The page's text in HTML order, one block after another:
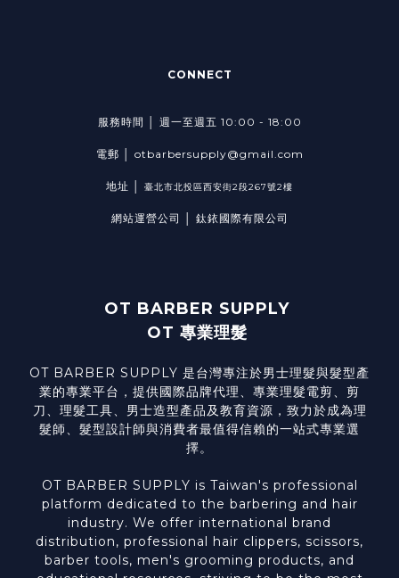
CONNECT
服務時間 │ 週一至週五 10:00 - 18:00
電郵 │ otbarbersupply@gmail.com
地址 │ 臺北市北投區西安街2段267號2樓
網站運營公司 │ 鈦銥國際有限公司
OT BARBER SUPPLY
OT 專業理髮
OT BARBER SUPPLY 是台灣專注於男士理髮與髮型產
業的專業平台，提供國際品牌代理、專業理髮電剪、剪
刀、理髮工具、男士造型產品及教育資源，致力於成為理
髮師、髮型設計師與消費者最值得信賴的一站式專業選
擇。
OT BARBER SUPPLY is Taiwan's professional
platform dedicated to the barbering and hair
industry. We offer international brand
distribution, professional hair clippers, scissors,
barber tools, men's grooming products, and